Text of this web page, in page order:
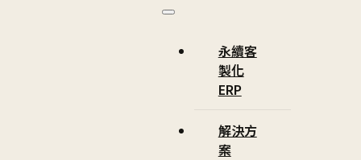
成衣業永續客
製化
ERP
解決方
案